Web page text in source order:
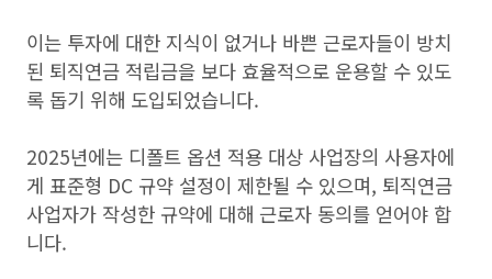
이는 투자에 대한 지식이 없거나 바쁜 근로자들이 방치
된 퇴직연금 적립금을 보다 효율적으로 운용할 수 있도
록 돕기 위해 도입되었습니다.
2025년에는 디폴트 옵션 적용 대상 사업장의 사용자에
게 표준형 DC 규약 설정이 제한될 수 있으며, 퇴직연금
사업자가 작성한 규약에 대해 근로자 동의를 얻어야 합
니다.